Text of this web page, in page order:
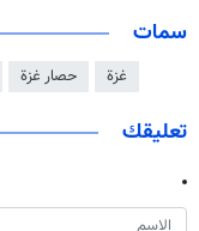
سمات
غزة حصار غزة
تعليقك